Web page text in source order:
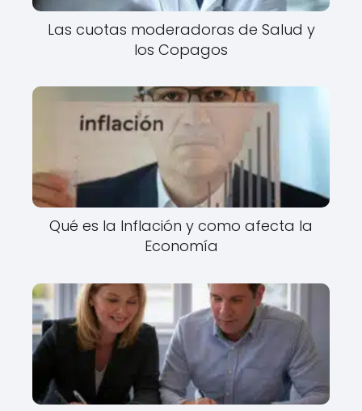
Las cuotas moderadoras de Salud y
los Copagos
Qué es la Inflación y como afecta la
Economía